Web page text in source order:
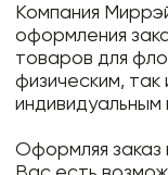
Компания
оформления
товаров для
физическим,
Оформляя заказ